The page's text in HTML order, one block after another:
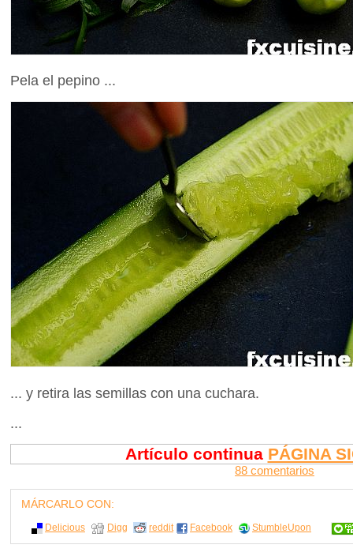
Pela el pepino ...
... y retira las semillas con una cuchara.
...
Artículo continua PÁGINA
88 comentarios
MÁRCARLO CON:
Delicious Digg reddit Facebook StumbleUpon